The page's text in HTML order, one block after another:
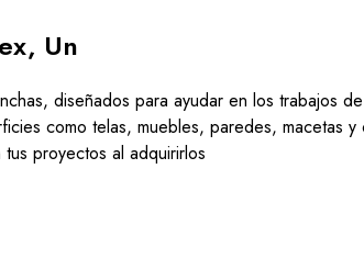
Un
diseñados para ayudar en los trabajos
como telas, muebles, paredes, macetas
proyectos al adquirirlos